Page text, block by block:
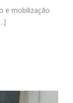
e mobilização